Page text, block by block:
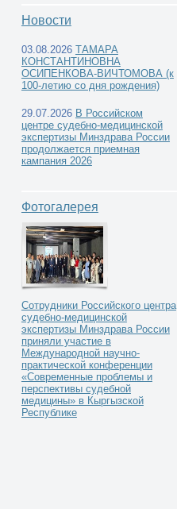
Новости
03.08.2026 ТАМАРА
КОНСТАНТИНОВНА
ОСИПЕНКОВА-ВИЧТОМОВА (к
100-летию со дня рождения)
29.07.2026 В Российском
центре судебно-медицинской
экспертизы Минздрава России
продолжается приемная
кампания 2026
Фотогалерея
Сотрудники Российского центра
судебно-медицинской
экспертизы Минздрава России
приняли участие в
Международной научно-
практической конференции
«Современные проблемы и
перспективы судебной
медицины» в Кыргызской
Республике